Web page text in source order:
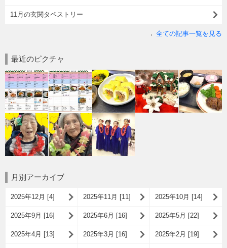
11月の玄関タペストリー
全ての記事一覧を見る
最近のピクチャ
月別アーカイブ
2025年12月 [4] 2025年11月 [11] 2025年10月 [14]
2025年9月 [16] 2025年6月 [16] 2025年5月 [22]
2025年4月 [13] 2025年3月 [16] 2025年2月 [19]